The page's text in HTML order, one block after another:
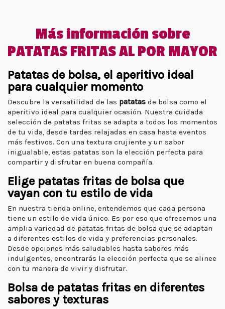
Más información sobre
PATATAS FRITAS AL POR MAYOR
Patatas de bolsa, el aperitivo ideal
para cualquier momento
Descubre la versatilidad de las patatas de bolsa como el
aperitivo ideal para cualquier ocasión. Nuestra cuidada
selección de patatas fritas se adapta a todos los momentos
de tu vida, desde tardes relajadas en casa hasta eventos
más festivos. Con una textura crujiente y un sabor
inigualable, estas patatas son la elección perfecta para
compartir y disfrutar en buena compañía.
Elige patatas fritas de bolsa que
vayan con tu estilo de vida
En nuestra tienda online, entendemos que cada persona
tiene un estilo de vida único. Es por eso que ofrecemos una
amplia variedad de patatas fritas de bolsa que se adaptan
a diferentes estilos de vida y preferencias personales.
Desde opciones más saludables hasta sabores más
indulgentes, encontrarás la elección perfecta que se alinee
con tu manera de vivir y disfrutar.
Bolsa de patatas fritas en diferentes
sabores y texturas